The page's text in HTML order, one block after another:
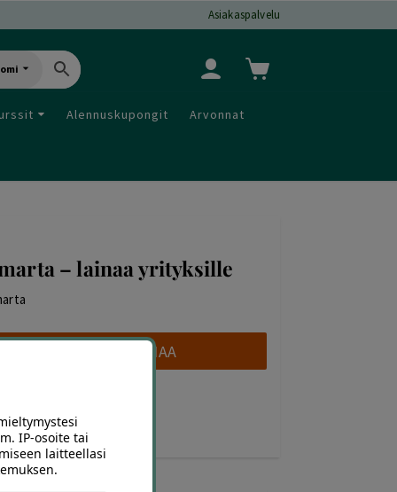
Asiakaspalvelu
Alennuskupongit Arvonnat
– lainaa yrityksille
HAE LAINAA
IP-osoite tai
laitteellasi